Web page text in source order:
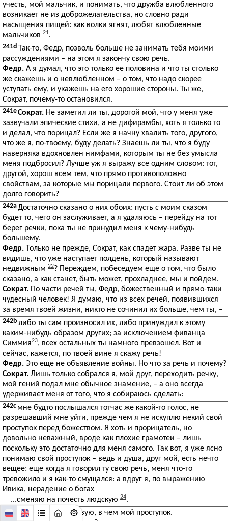
учесть, мой мальчик, и понимать, что дружба влюбленного
возникает не из доброжелательства, но словно ради
насыщения пищей: как волки ягнят, любят влюбленные
мальчиков 21.
241d Так-то, Федр, позволь больше не занимать тебя моими
рассуждениями – на этом я закончу свою речь.
Федр. А я думал, что это только ее половина и что ты столько
же скажешь и о невлюбленном – о том, что надо скорее
уступать ему, и укажешь на его хорошие стороны. Ты же,
Сократ, почему-то остановился.
241eСократ. Не заметил ли ты, дорогой мой, что у меня уже
зазвучали эпические стихи, а не дифирамбы, хоть я только то
и делал, что порицал? Если же я начну хвалить того, другого,
что же я, по-твоему, буду делать? Знаешь ли ты, что я буду
наверняка вдохновлен нимфами, которым ты не без умысла
меня подбросил? Лучше уж я выражу все одним словом: тот,
другой, хорош всем тем, что прямо противоположно
свойствам, за которые мы порицали первого. Стоит ли об этом
долго говорить?
242aДостаточно сказано о них обоих: пусть с моим сказом
будет то, чего он заслуживает, а я удаляюсь – перейду на тот
берег речки, пока ты не принудил меня к чему-нибудь
большему.
Федр. Только не прежде, Сократ, как спадет жара. Разве ты не
видишь, что уже наступает полдень, который называют
недвижным 22? Переждем, побеседуем еще о том, что было
сказано, а как станет, быть может, прохладнее, мы и пойдем.
Сократ. По части речей ты, Федр, божественный и прямо-таки
чудесный человек! Я думаю, что из всех речей, появившихся
за время твоей жизни, никто не сочинил их больше, чем ты, –
242b либо ты сам произносил их, либо принуждал к этому
каким-нибудь образом других; за исключением фиванца
Симмия23, всех остальных ты намного превзошел. Вот и
сейчас, кажется, по твоей вине я скажу речь!
Федр. Это еще не объявление войны. Но что за речь и почему?
Сократ. Лишь только собрался я, мой друг, переходить речку,
мой гений подал мне обычное знамение, – а оно всегда
удерживает меня от того, что я собираюсь сделать:
242c мне будто послышался тотчас же какой-то голос, не
разрешавший мне уйти, прежде чем я не искуплю некий свой
проступок перед божеством. Я хоть и прорицатель, но
довольно неважный, вроде как плохие грамотеи – лишь
поскольку это достаточно для меня самого. Так вот, я уже ясно
понимаю свой проступок – ведь и душа, друг мой, есть нечто
вещее: еще когда я говорил ту свою речь, меня что-то
тревожило и я как-то смущался: а вдруг я, по выражению
Ивика, нерадение о богах
...сменяю на почесть людскую 24.
242d
Теперь же я чувствую, в чем мой проступок.